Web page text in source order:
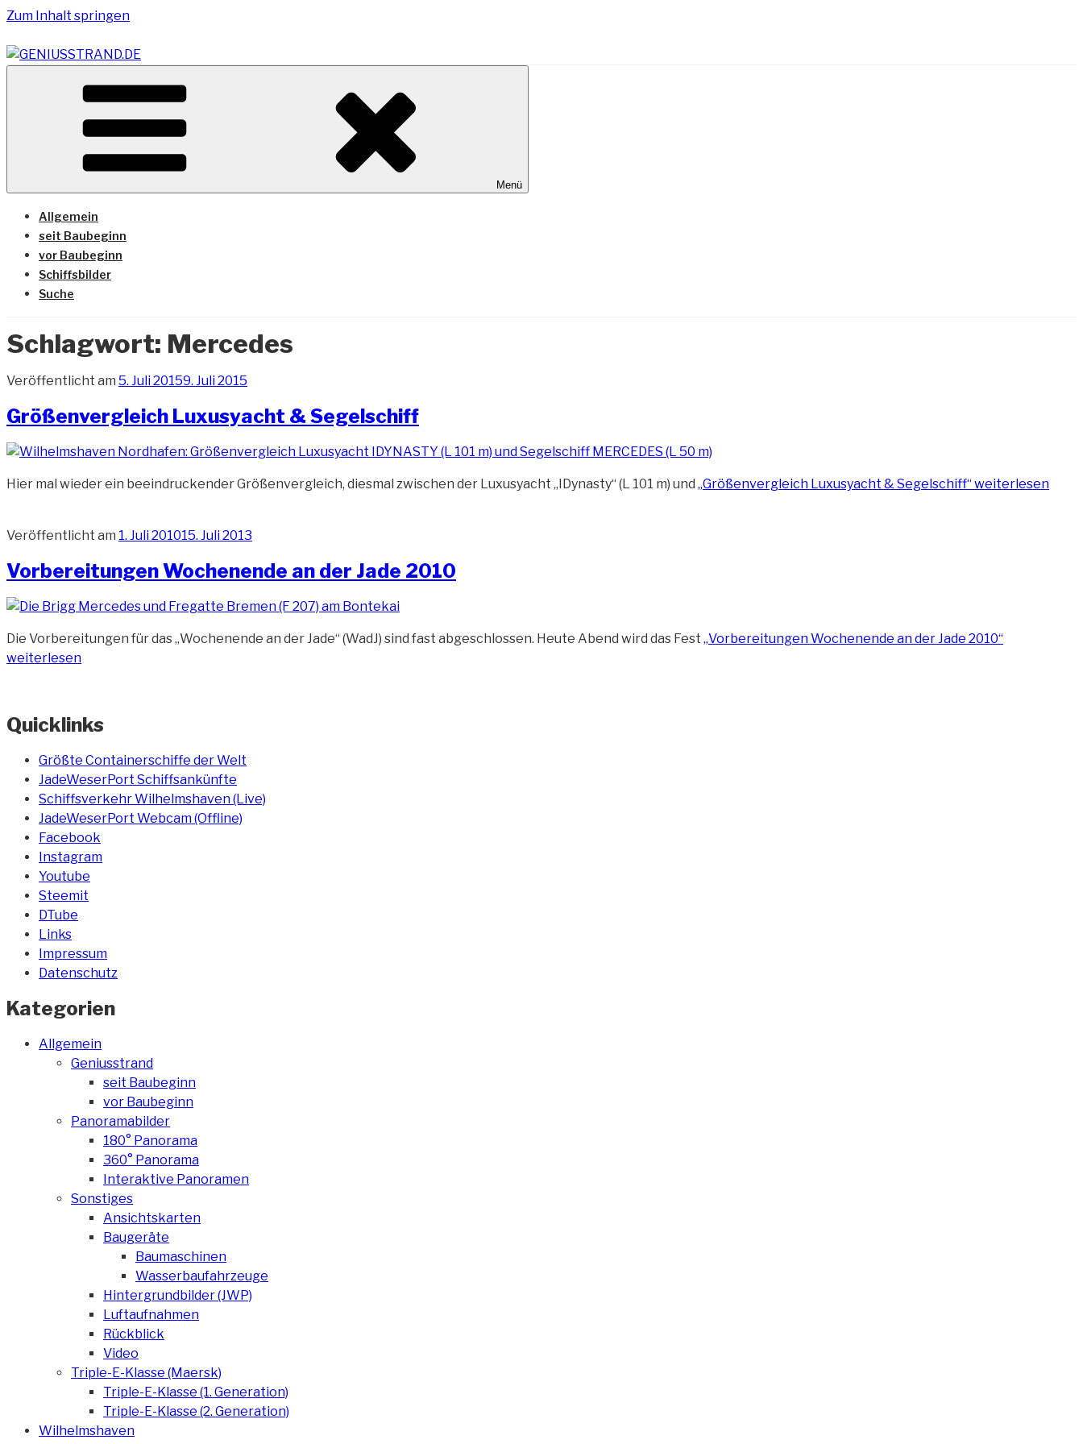
Zum Inhalt springen
GENIUSSTRAND.DE
Vom Geniusstrand zum JadeWeserPort/Container Terminal Wilhelmshaven
Menü
Allgemein
seit Baubeginn
vor Baubeginn
Schiffsbilder
Suche
Schlagwort: Mercedes
Veröffentlicht am 5. Juli 20159. Juli 2015
Größenvergleich Luxusyacht & Segelschiff
Hier mal wieder ein beeindruckender Größenvergleich, diesmal zwischen der Luxusyacht „IDynasty“ (L 101 m) und „Größenvergleich Luxusyacht & Segelschiff“weiterlesen
Veröffentlicht am 1. Juli 201015. Juli 2013
Vorbereitungen Wochenende an der Jade 2010
Die Vorbereitungen für das „Wochenende an der Jade“ (WadJ) sind fast abgeschlossen. Heute Abend wird das Fest „Vorbereitungen Wochenende an der Jade 2010“
weiterlesen
Quicklinks
Größte Containerschiffe der Welt
JadeWeserPort Schiffsankünfte
Schiffsverkehr Wilhelmshaven (Live)
JadeWeserPort Webcam (Offline)
Facebook
Instagram
Youtube
Steemit
DTube
Links
Impressum
Datenschutz
Kategorien
Allgemein
Geniusstrand
seit Baubeginn
vor Baubeginn
Panoramabilder
180° Panorama
360° Panorama
Interaktive Panoramen
Sonstiges
Ansichtskarten
Baugeräte
Baumaschinen
Wasserbaufahrzeuge
Hintergrundbilder (JWP)
Luftaufnahmen
Rückblick
Video
Triple-E-Klasse (Maersk)
Triple-E-Klasse (1. Generation)
Triple-E-Klasse (2. Generation)
Wilhelmshaven